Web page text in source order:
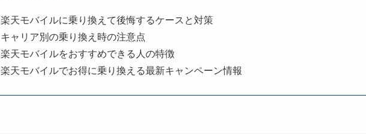
楽天モバイルに乗り換えて後悔するケースと対策
キャリア別の乗り換え時の注意点
楽天モバイルをおすすめできる人の特徴
楽天モバイルでお得に乗り換える最新キャンペーン情報